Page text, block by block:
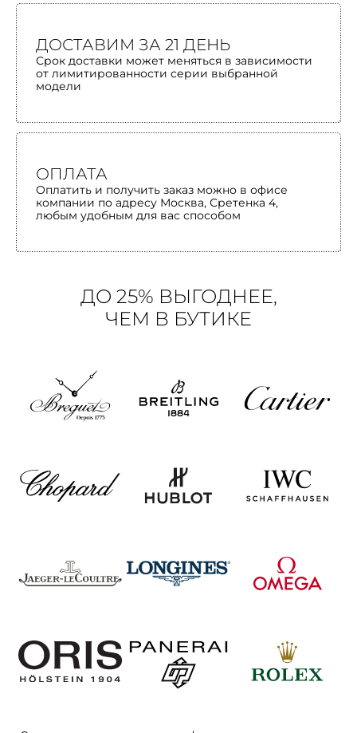
ДОСТАВИМ ЗА 21 ДЕНЬ
Срок доставки может меняться в зависимости
от лимитированности серии выбранной
модели
ОПЛАТА
Оплатить и получить заказ можно в офисе
компании по адресу Москва, Сретенка 4,
любым удобным для вас способом
ДО 25% ВЫГОДНЕЕ,
ЧЕМ В БУТИКЕ